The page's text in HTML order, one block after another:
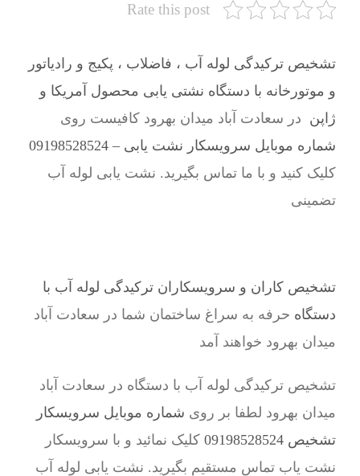
Rate this post
تشخیص ترکیدگی لوله آب ، فاضلاب ، پکیج و رادیاتور
و موتورخانه با دستگاه نشتی یابی محصول آمریکا و
ژاپن در سعادت آباد میدان بهرود کافیست روی
شماره موبایل سرویسکار نشت یابی – 09198528524
کلیک کنید و با ما تماس بگیرید. نشت یابی لوله آب
تضمینی
تشخیص کاران و سرویسکاران ترکیدگی لوله آب با
دستگاه حرفه به سراغ ساختمان شما در سعادت آباد
میدان بهرود خواهند آمد
تشخیص ترکیدگی لوله آب با دستگاه در سعادت آباد
میدان بهرود لطفا بر روی شماره موبایل سرویسکار
تشخیص 09198528524
کلیک نمائید و با سرویسکار
نشت یاب تماس مستقیم بگیرید. نشت یابی لوله آب